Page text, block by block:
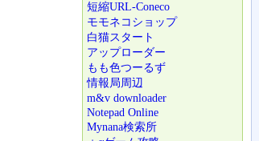
短縮URL-Coneco
モモネコショップ
白猫スタート
アップローダー
もも色つーるず
情報局周辺
m&v downloader
Notepad Online
Mynana検索所